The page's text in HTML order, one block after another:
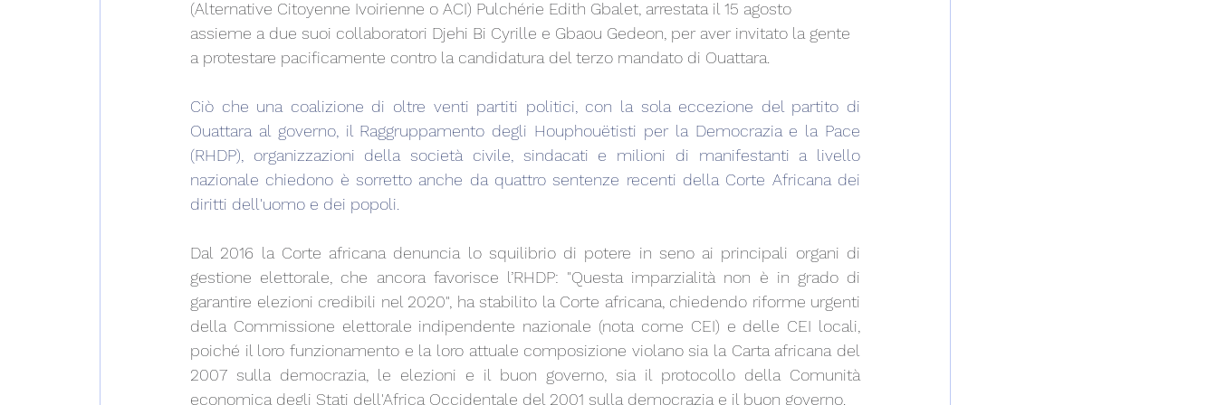
(Alternative Citoyenne Ivoirienne o ACI) Pulchérie Edith Gbalet, arrestata il 15 agosto
assieme a due suoi collaboratori Djehi Bi Cyrille e Gbaou Gedeon, per aver invitato la gente
a protestare pacificamente contro la candidatura del terzo mandato di Ouattara.
Ciò che una coalizione di oltre venti partiti politici, con la sola eccezione del partito di
Ouattara al governo, il Raggruppamento degli Houphouëtisti per la Democrazia e la Pace
(RHDP), organizzazioni della società civile, sindacati e milioni di manifestanti a livello
nazionale chiedono è sorretto anche da quattro sentenze recenti della Corte Africana dei
diritti dell'uomo e dei popoli.
Dal 2016 la Corte africana denuncia lo squilibrio di potere in seno ai principali organi di
gestione elettorale, che ancora favorisce l’RHDP: "Questa imparzialità non è in grado di
garantire elezioni credibili nel 2020", ha stabilito la Corte africana, chiedendo riforme urgenti
della Commissione elettorale indipendente nazionale (nota come CEI) e delle CEI locali,
poiché il loro funzionamento e la loro attuale composizione violano sia la Carta africana del
2007 sulla democrazia, le elezioni e il buon governo, sia il protocollo della Comunità
economica degli Stati dell'Africa Occidentale del 2001 sulla democrazia e il buon governo.